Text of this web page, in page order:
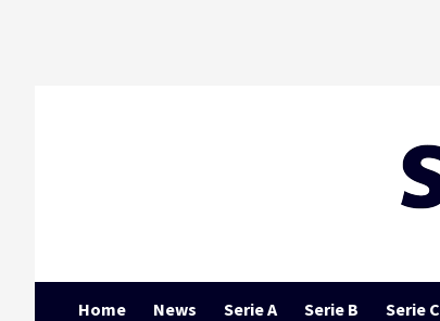
Home News Serie A Serie B Serie C